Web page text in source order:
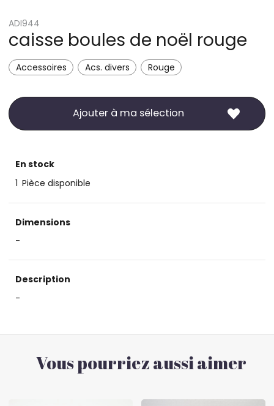
ADI944
caisse boules de noël rouge
Accessoires Acs. divers Rouge
Ajouter à ma sélection
En stock
1 Pièce disponible
Dimensions
-
Description
-
Vous pourriez aussi aimer